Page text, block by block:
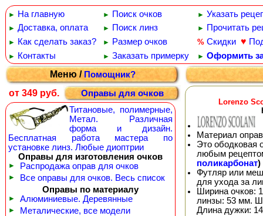
► На главную ► Поиск очков ► Указать
► Доставка, оплата ► Поиск линз ► Прочитать
► Как сделать заказ? ► Размер очков % Скидки ♥
► Контакты ► Заказать примерку ► Оформить
Меню /Помощник?
от 349 руб.
Оправы для очков
Титановые, полимерные,
Метал. Различная
форма и дизайн.
Бесплатная работа мастера по
установке линз. Любые диоптрии
Оправы для изготовления очков
► Распродажа оправ для очков
►
Все оправы для очков. Весь список
Оправы по материалу
► Алюминиевые. Деревянные
► Металические, все модели
Lorenzo
Материал
Это ободковая
любым
поликарбонат)
Футляр или
для ухода за
Ширина очков:
линзы: 53 мм.
Длина дужки: